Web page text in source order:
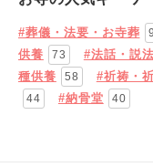
#葬儀・法要・お寺葬
供養
73 #法話・説
種供養
58 #祈祷・
44 #納骨堂 40